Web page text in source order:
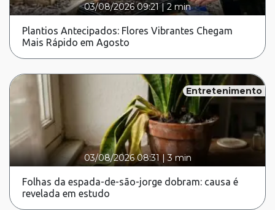
03/08/2026 09:21|2 min
Plantios Antecipados: Flores Vibrantes Chegam
Mais Rápido em Agosto
Entretenimento
03/08/2026 08:31 |3 min
Folhas da espada-de-são-jorge dobram: causa é
revelada em estudo